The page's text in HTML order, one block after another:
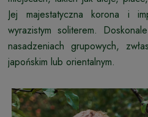
Jej majestatyczna korona i
wyrazistym soliterem.
nasadzeniach grupowych,
japońskim lub orientalnym.